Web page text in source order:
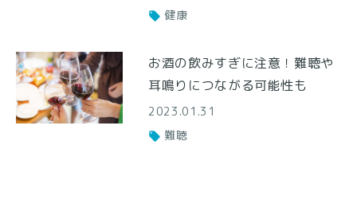
健康
お酒の飲みすぎに注意！難聴や
耳鳴りにつながる可能性も
2023.01.31
難聴